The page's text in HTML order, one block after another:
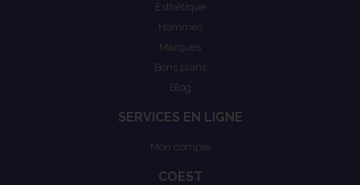
Esthétique
Hommes
Marques
Bons plans
Blog
SERVICES EN LIGNE
Mon compte
COEST